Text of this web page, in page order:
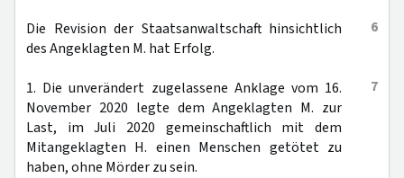
6
Die Revision der Staatsanwaltschaft hinsichtlich
des Angeklagten M. hat Erfolg.
7
1. Die unverändert zugelassene Anklage vom 16.
November 2020 legte dem Angeklagten M. zur
Last, im Juli 2020 gemeinschaftlich mit dem
Mitangeklagten H. einen Menschen getötet zu
haben, ohne Mörder zu sein.